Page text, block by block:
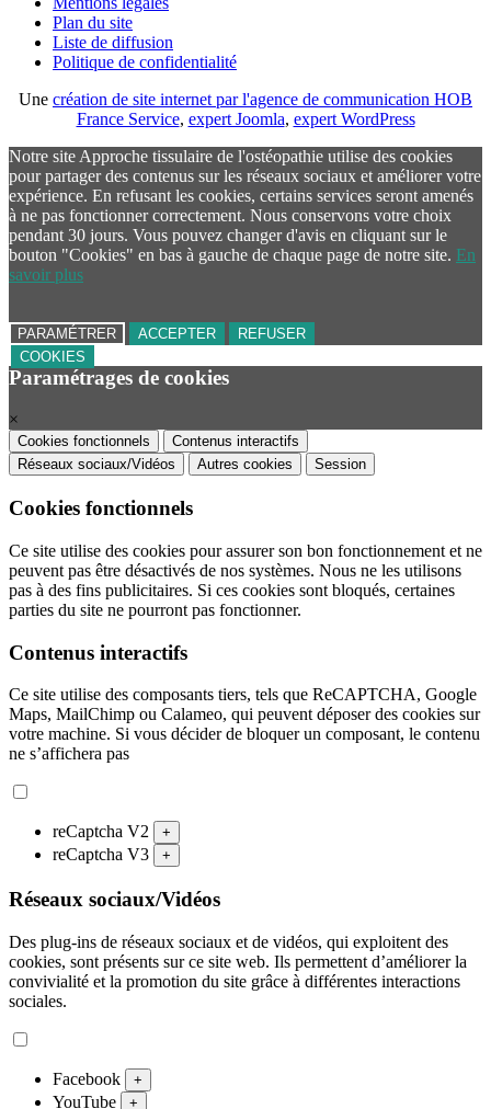
Plan du site
Liste de diffusion
Politique de confidentialité
Une création de site internet par l'agence de communication HOB
France Service, expert Joomla, expert WordPress
Notre site Approche tissulaire de l'ostéopathie utilise des cookies
pour partager des contenus sur les réseaux sociaux et améliorer votre
expérience. En refusant les cookies, certains services seront amenés
à ne pas fonctionner correctement. Nous conservons votre choix
pendant 30 jours. Vous pouvez changer d'avis en cliquant sur le
bouton "Cookies" en bas à gauche de chaque page de notre site. En
savoir plus
PARAMÉTRER ACCEPTER
REFUSER
COOKIES
Paramétrages de cookies
×
Cookies fonctionnels
Contenus interactifs
Réseaux sociaux/Vidéos
Autres cookies Session
Cookies fonctionnels
Ce site utilise des cookies pour assurer son bon fonctionnement et ne
peuvent pas être désactivés de nos systèmes. Nous ne les utilisons
pas à des fins publicitaires. Si ces cookies sont bloqués, certaines
parties du site ne pourront pas fonctionner.
Contenus interactifs
Ce site utilise des composants tiers, tels que ReCAPTCHA, Google
Maps, MailChimp ou Calameo, qui peuvent déposer des cookies sur
votre machine. Si vous décider de bloquer un composant, le contenu
ne s’affichera pas
reCaptcha V2 +
reCaptcha V3 +
Réseaux sociaux/Vidéos
Des plug-ins de réseaux sociaux et de vidéos, qui exploitent des
cookies, sont présents sur ce site web. Ils permettent d’améliorer la
convivialité et la promotion du site grâce à différentes interactions
sociales.
Facebook +
YouTube +